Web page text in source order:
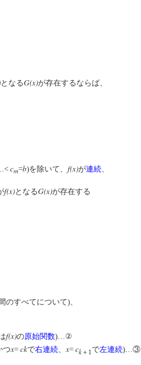
となるG(x)が存在するならば、
cm=b)を除いて、 f(x)が連続
f(x)となるG(x)が存在する
のすべてについて)、
f(x)の原始関数)…②
つx= ckで右連続 x= ck＋1で左連続)…③